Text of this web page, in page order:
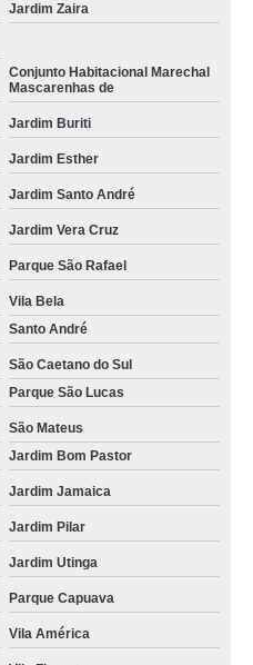
Jardim Zaira
Conjunto Habitacional Marechal
Mascarenhas de
Jardim Buriti
Jardim Esther
Jardim Santo André
Jardim Vera Cruz
Parque São Rafael
Vila Bela
Santo André
São Caetano do Sul
Parque São Lucas
São Mateus
Jardim Bom Pastor
Jardim Jamaica
Jardim Pilar
Jardim Utinga
Parque Capuava
Vila América